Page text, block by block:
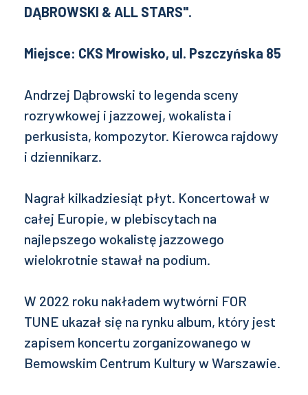
DĄBROWSKI & ALL STARS".
Miejsce: CKS Mrowisko, ul. Pszczyńska 85
Andrzej Dąbrowski to legenda sceny
rozrywkowej i jazzowej, wokalista i
perkusista, kompozytor. Kierowca rajdowy
i dziennikarz.
Nagrał kilkadziesiąt płyt. Koncertował w
całej Europie, w plebiscytach na
najlepszego wokalistę jazzowego
wielokrotnie stawał na podium.
W 2022 roku nakładem wytwórni FOR
TUNE ukazał się na rynku album, który jest
zapisem koncertu zorganizowanego w
Bemowskim Centrum Kultury w Warszawie.